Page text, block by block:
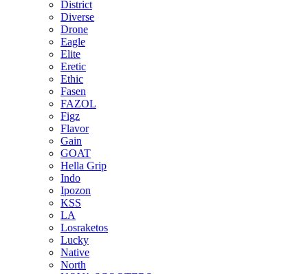
District
Diverse
Drone
Eagle
Elite
Eretic
Ethic
Fasen
FAZOL
Figz
Flavor
Gain
GOAT
Hella Grip
Indo
Ipozon
KSS
LA
Losraketos
Lucky
Native
North